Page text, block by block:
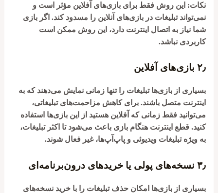
نکات: این روش فقط برای بازی‌های آفلاین مؤثر است و
نمی‌تواند تبلیغات در بازی‌های آنلاین را مسدود کند. اگر بازی
شما نیاز به اتصال اینترنت دارد، این روش ممکن است
کاربردی نباشد.
۲٫ بازی‌های آفلاین
بسیاری از بازی‌ها تبلیغات را تنها زمانی نمایش می‌دهند که به
اینترنت متصل باشند. برای کاهش مزاحمت‌های تبلیغاتی،
می‌توانید فقط زمانی که آفلاین هستید از این بازی‌ها استفاده
کنید. قطع اینترنت هنگام بازی باعث می‌شود تا اکثر تبلیغات،
به ویژه تبلیغات ویدیوئی و پاپ‌آپ‌ها، غیر فعال شوند.
۳٫ نسخه‌های پولی یا خریدهای درون‌برنامه‌ای
بسیاری از بازی‌ها امکان حذف تبلیغات را با خرید نسخه‌های